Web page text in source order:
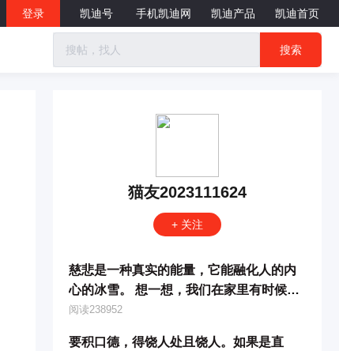
登录 凯迪号 手机凯迪网 凯迪产品 凯迪首页
搜索
猫友2023111624
+ 关注
慈悲是一种真实的能量，它能融化人的内
心的冰雪。 想一想，我们在家里有时候看
看老公很可怜， 看看太太嫁给我这么多年
阅读238952
要积口德，得饶人处且饶人。如果是直